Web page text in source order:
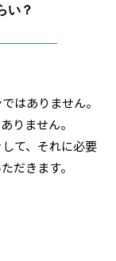
い？
はありません。
りません。
て、それに必要
だきます。